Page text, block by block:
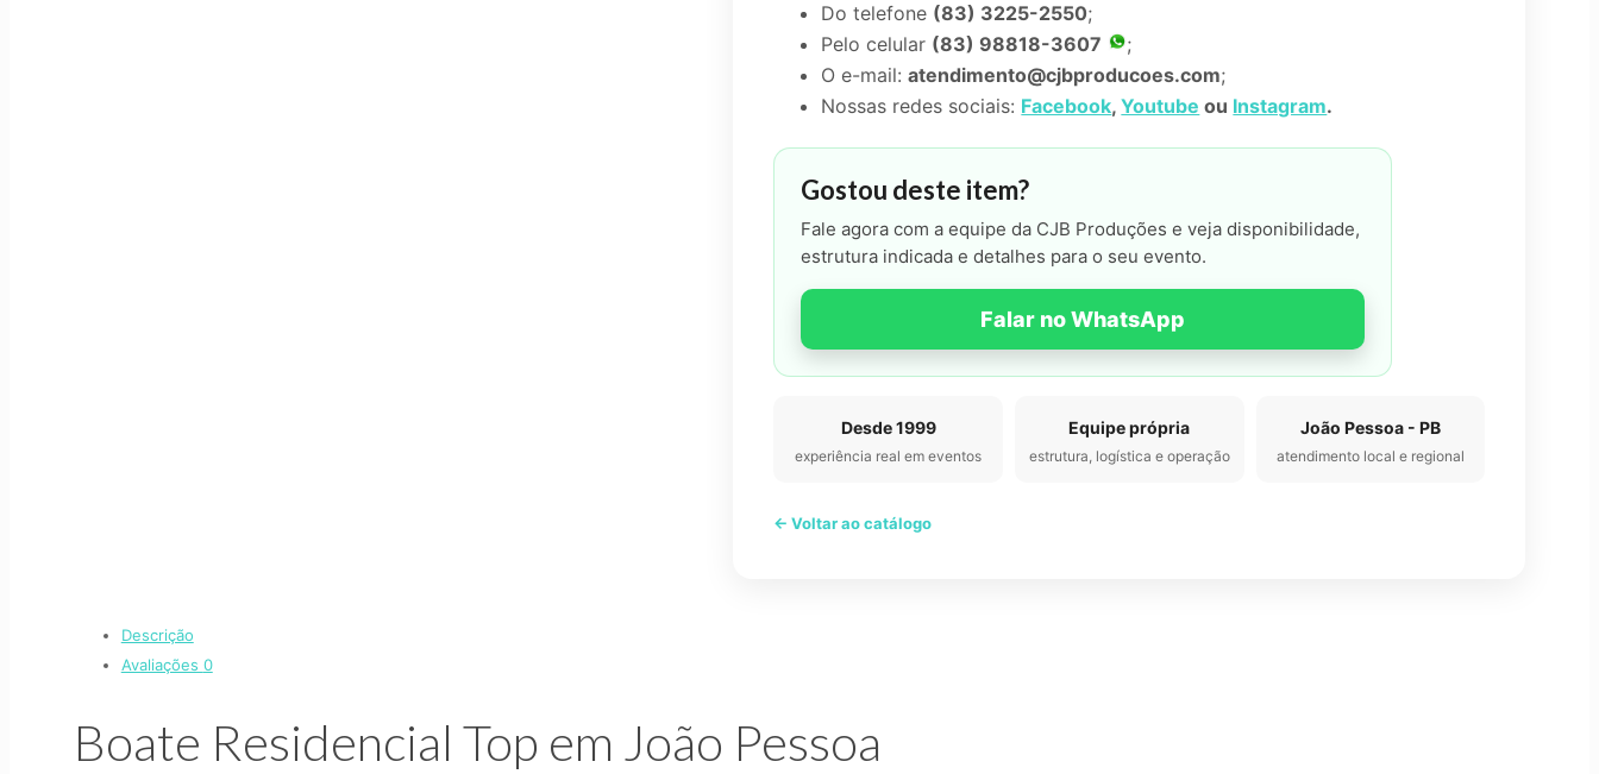
Do telefone (83) 3225-2550;
Pelo celular (83) 98818-3607
;
O e-mail:atendimento@cjbproducoes.com;
Nossas redes sociais: Facebook,Youtube ou Instagram.
Gostou deste item?
Fale agora com a equipe da CJB Produções e veja disponibilidade,
estrutura indicada e detalhes para o seu evento.
Falar no WhatsApp
Desde 1999
experiência real em eventos
Equipe própria
estrutura, logística e operação
João Pessoa - PB
atendimento local e regional
← Voltar ao catálogo
Descrição
Avaliações 0
Boate Residencial Top em João Pessoa